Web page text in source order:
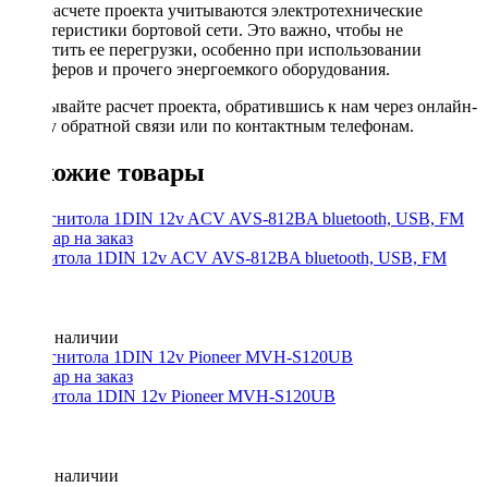
При расчете проекта учитываются электротехнические
характеристики бортовой сети. Это важно, чтобы не
допустить ее перегрузки, особенно при использовании
сабвуферов и прочего энергоемкого оборудования.
Заказывайте расчет проекта, обратившись к нам через онлайн-
форму обратной связи или по контактным телефонам.
Похожие товары
Магнитола 1DIN 12v ACV AVS-812BA bluetooth, USB, FM
Нет в наличии
Магнитола 1DIN 12v Pioneer MVH-S120UB
Нет в наличии